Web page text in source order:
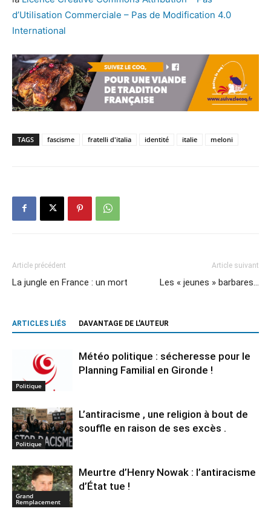
d’Utilisation Commerciale – Pas de Modification 4.0
International
TAGS fascisme fratelli d'italia identité italie meloni
Article précédent
La jungle en France : un mort
Article suivant
Les « jeunes » barbares…
ARTICLES LIÉS DAVANTAGE DE L'AUTEUR
Politique
Météo politique : sécheresse pour le
Planning Familial en Gironde !
Politique
L’antiracisme , une religion à bout de
souffle en raison de ses excès .
Grand
Remplacement
Meurtre d’Henry Nowak : l’antiracisme
d’État tue !